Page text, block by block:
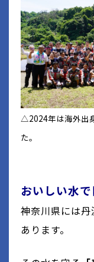
△2024年は海外出
た。
おいしい水
神奈川県には
あります。